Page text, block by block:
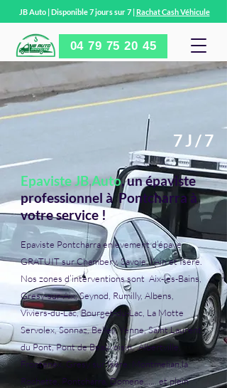
04 79 75 20 45
JB Auto | Disponible 7 jours sur 7 |Rachat Cash Véhicule
7 J / 7
Epaviste JB Auto, un épaviste
professionnel à Pontcharra à
votre service !
Epaviste Pontcharra enlèvement d’épave
GRATUIT sur Chambery, Savoie, l'Ain et Isère.
Nos zones d’interventions sont Aix-les-Bains,
Gresy-sur-Aix, Seynod, Rumilly, Albens,
Viviers-du-Lac, Bourget-du-Lac, La Motte
Servolex, Sonnaz, Belley, Yenne, Saint Laurent
du Pont, Pont de Beauvoisin, Albertville,
Frontenex, Gresy sur Isère, Montmelian,la
Rochette, Pontcharra, Domene,….. et plein